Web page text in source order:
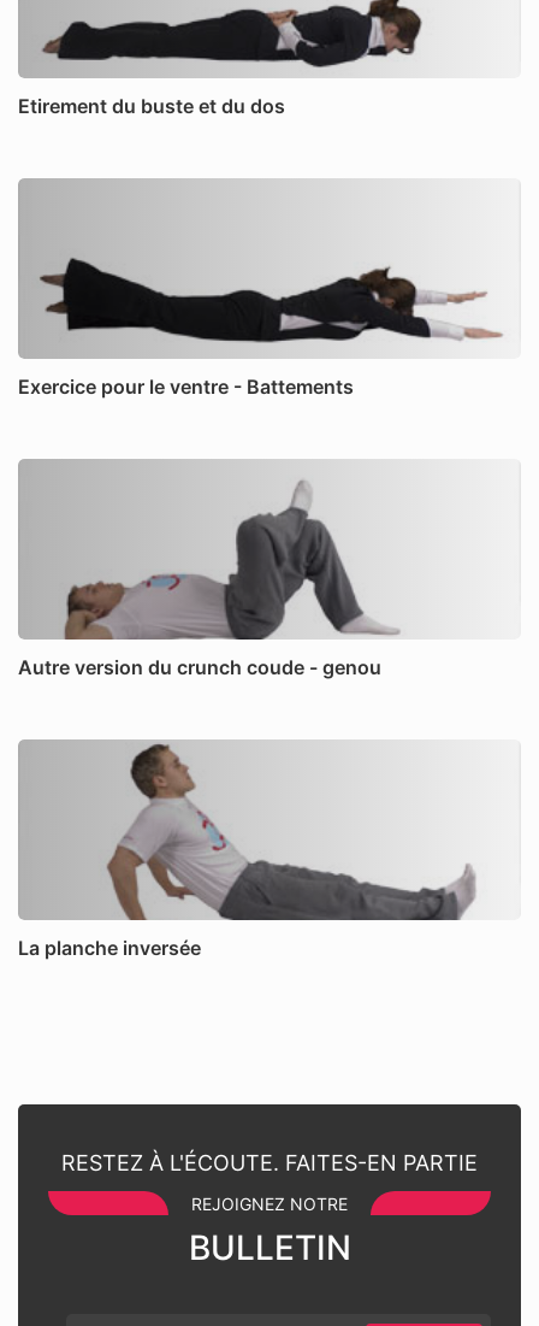
Etirement du buste et du dos
Exercice pour le ventre - Battements
Autre version du crunch coude - genou
La planche inversée
RESTEZ À L'ÉCOUTE. FAITES-EN PARTIE
REJOIGNEZ NOTRE
BULLETIN